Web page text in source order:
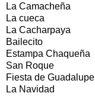
La Camacheña
La cueca
La Cacharpaya
Bailecito
Estampa Chaqueña
San Roque
Fiesta de Guadalupe
La Navidad